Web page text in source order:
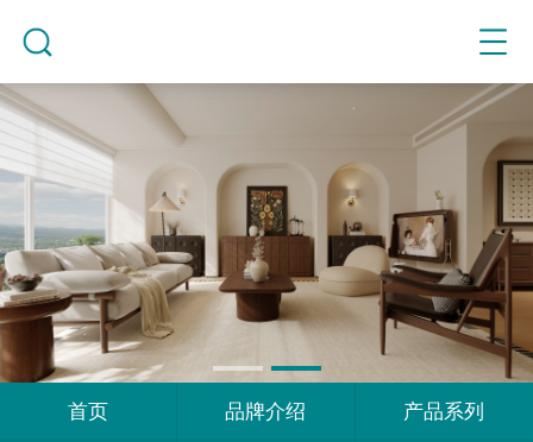
首页 品牌介绍 产品系列